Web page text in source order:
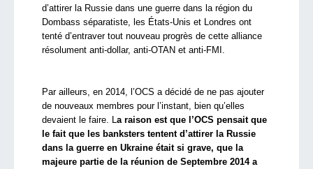
d’attirer la Russie dans une guerre dans la région du
Dombass séparatiste, les États-Unis et Londres ont
tenté d’entraver tout nouveau progrès de cette alliance
résolument anti-dollar, anti-OTAN et anti-FMI.
Par ailleurs, en 2014, l’OCS a décidé de ne pas ajouter
de nouveaux membres pour l’instant, bien qu’elles
devaient le faire. L a raison est que l’OCS pensait que
le fait que les banksters tentent d’attirer la Russie
dans la guerre en Ukraine était si grave, que la
majeure partie de la réunion de Septembre 2014 a